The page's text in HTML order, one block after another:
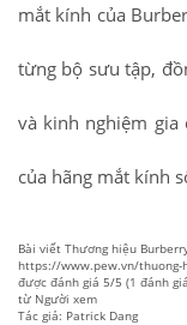
mắt kính của
từng bộ sưu tập,
và kinh nghiệm gia
của hãng mắt kính
Bài viết Thương hiệu
https://www.pew.vn/thuong-
được đánh giá 5/5 (1 đánh
từ Người xem
Tác giả: Patrick Dang